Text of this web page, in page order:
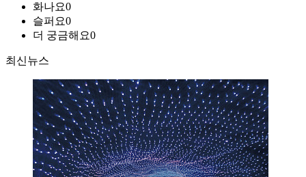
화나요0
슬퍼요0
더 궁금해요0
최신뉴스